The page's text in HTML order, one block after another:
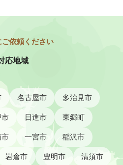
応地域
名古屋市 多治見市
日進市 東郷町
一宮市 稲沢市
岩倉市 豊明市 清須市